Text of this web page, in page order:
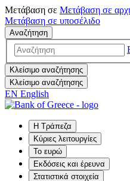
Μετάβαση σε Μετάβαση σε
Μετάβαση σε υποσέλιδο
Αναζήτηση
Κλείσιμο αναζήτησης
Κλείσιμο αναζήτησης
EN English
Η Τράπεζα
Κύριες λειτουργίες
Το ευρώ
Εκδόσεις και έρευνα
Στατιστικά στοιχεία